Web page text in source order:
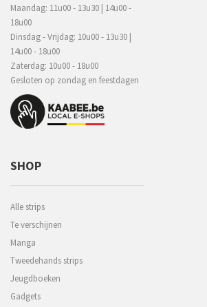
Maandag: 11u00 - 13u30 | 14u00 -
18u00
Dinsdag - Vrijdag: 10u00 - 13u30 |
14u00 - 18u00
Zaterdag: 10u00 - 18u00
Gesloten op zondag en feestdagen
SHOP
Alle strips
Te verschijnen
Manga
Tweedehands strips
Jeugdboeken
Gadgets